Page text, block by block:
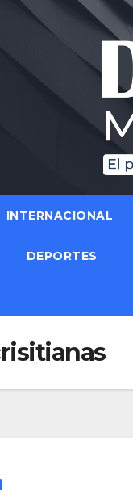
INTERNACIONAL
DEPORTES